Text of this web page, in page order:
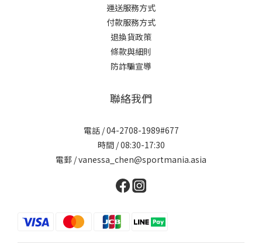
運送服務方式
付款服務方式
退換貨政策
條款與細則
防詐騙宣導
聯絡我們
電話 / 04-2708-1989#677
時間 / 08:30-17:30
電郵 / vanessa_chen@sportmania.asia